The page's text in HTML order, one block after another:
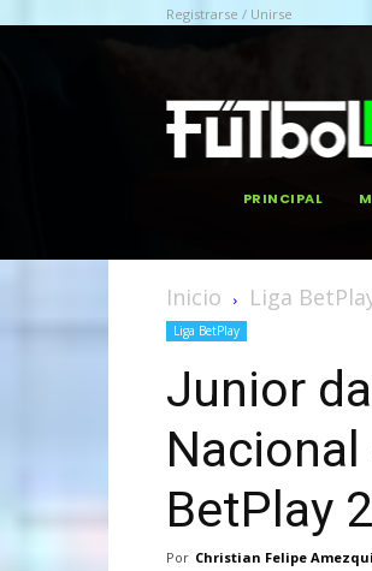
Registrarse / Unirse
PRINCIPAL
Inicio Liga
Liga BetPlay
Junior
BetPlay
Por Christian Felipe